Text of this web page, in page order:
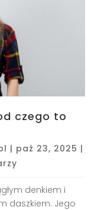
czego to
| paź 23, 2025 |
denkiem i
daszkiem. Jego